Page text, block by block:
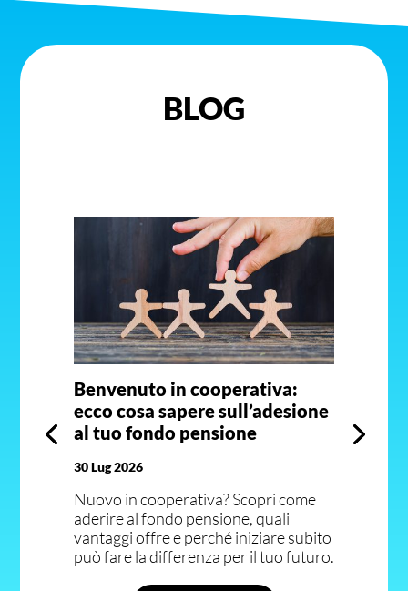
BLOG
Benvenuto in cooperativa:
ecco cosa sapere sull’adesione
al tuo fondo pensione
30 Lug 2026
Nuovo in cooperativa? Scopri come
aderire al fondo pensione, quali
vantaggi offre e perché iniziare subito
può fare la differenza per il tuo futuro.